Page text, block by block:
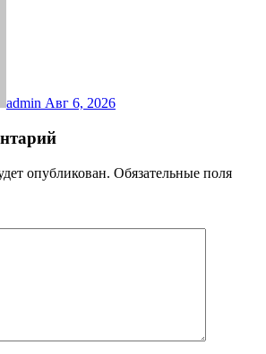
admin Авг 6, 2026
опубликован. Обязательные поля